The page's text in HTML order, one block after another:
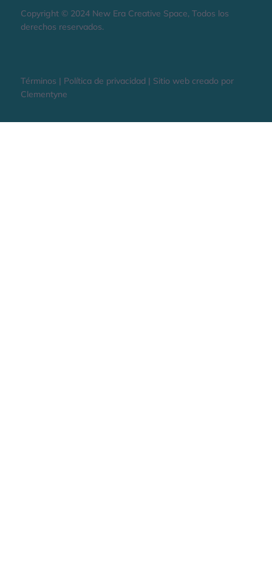
Copyright © 2024 New Era Creative Space, Todos los
derechos reservados.
Términos | Política de privacidad | Sitio web creado por
Clementyne